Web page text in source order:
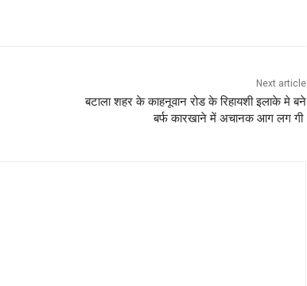
Next article
बटाला शहर के काहनूवान रोड के रिहायशी इलाके मे बने
बर्फ कारखाने में अचानक आग लग गी